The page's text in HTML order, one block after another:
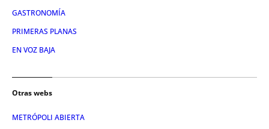
GASTRONOMÍA
PRIMERAS PLANAS
EN VOZ BAJA
Otras webs
METRÓPOLI ABIERTA